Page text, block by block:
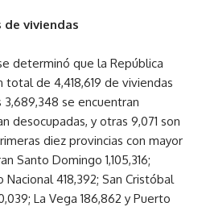
viviendas
determinó que la República
total de 4,418,619 de viviendas
se encuentran
desocupadas, y otras 9,071 son
diez provincias con mayor
Santo Domingo 1,105,316;
418,392; San Cristóbal
La Vega 186,862 y Puerto